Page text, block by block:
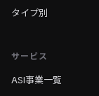
タイプ別
サービス
ASI事業一覧